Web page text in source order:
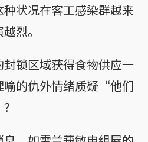
状况在客工感染群越来
烈。
锁区域获得食物供应一
喻的仇外情绪质疑“他们